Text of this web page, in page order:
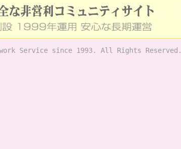
Service since 1993. All Rights Reserved.